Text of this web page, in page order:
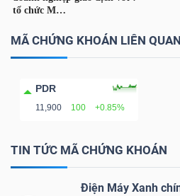
MÃ CHỨNG KHOÁN LIÊN
PDR
11,900 100 +0.85%
TIN TỨC MÃ CHỨNG KHOÁN
Điện Máy Xanh
YẾU
TIÊU
DÙNG
YẾU